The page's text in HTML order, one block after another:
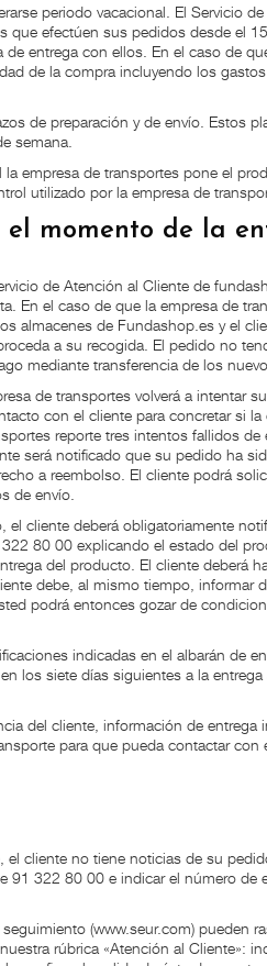
periodo vacacional. El Servicio
que efectúen sus pedidos desde el
entrega con ellos. En el caso de
de la compra incluyendo los
de preparación y de envío. Estos
semana.
empresa de transportes pone el
utilizado por la empresa de
el momento de la
de Atención al Cliente de
En el caso de que la empresa de
almacenes de Fundashop.es y el
a su recogida. El pedido no
mediante transferencia de los
de transportes volverá a intentar su
con el cliente para concretar si la
reporte tres intentos fallidos de
será notificado que su pedido ha
a reembolso. El cliente podrá
de envío.
cliente deberá obligatoriamente
80 00 explicando el estado del
del producto. El cliente deberá
debe, al mismo tiempo, informar
podrá entonces gozar de
indicadas en el albarán de
los siete días siguientes a la entrega
del cliente, información de entrega
para que pueda contactar con
cliente no tiene noticias de su
91 322 80 00 e indicar el número de
(www.seur.com) pueden
rúbrica «Atención al Cliente»: